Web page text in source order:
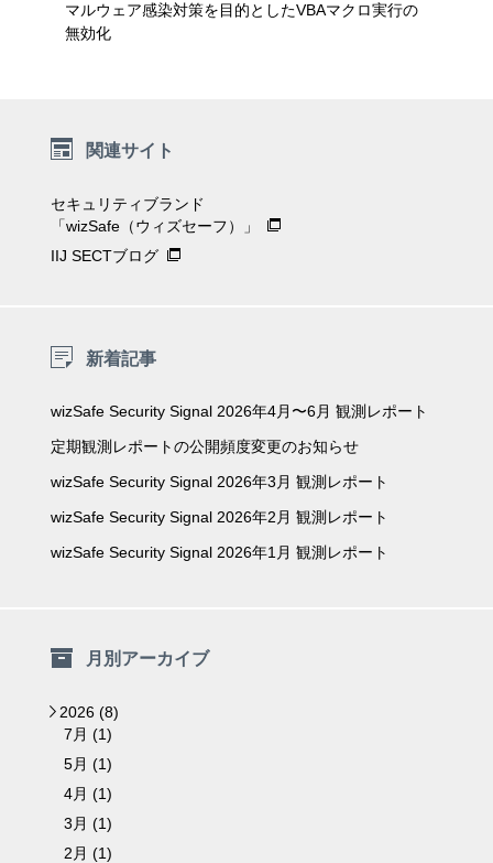
マルウェア感染対策を目的としたVBAマクロ実行の
無効化
関連サイト
セキュリティブランド
「wizSafe（ウィズセーフ）」
IIJ SECTブログ
新着記事
wizSafe Security Signal 2026年4月〜6月 観測レポート
定期観測レポートの公開頻度変更のお知らせ
wizSafe Security Signal 2026年3月 観測レポート
wizSafe Security Signal 2026年2月 観測レポート
wizSafe Security Signal 2026年1月 観測レポート
月別アーカイブ
▼
2026 (8)
7月 (1)
5月 (1)
4月 (1)
3月 (1)
2月 (1)